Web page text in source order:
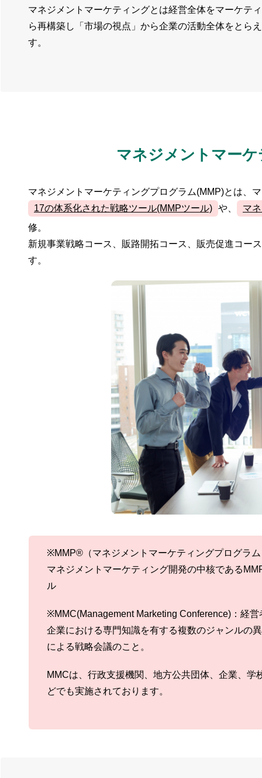
マネジメントマーケティングとは経営全体をマーケテ
ら再構築し「市場の視点」から企業の活動全体をとら
す。
マネジメント マー
マネジメントマーケティングプログラム(MMP)とは、
17の体系化された戦略ツール(MMPツール) や、
マ
修。
新規事業戦略コース、販路開拓コース、販売促進コー
す。
※MMP®（マネジメントマーケティングプログラ
マネジメント マーケティング開発の中核である
ル
※MMC(Management Marketing Conference)：経営
企業における専門知識を有する複数のジャンルの
による戦略会議のこと。
MMCは、行政支援機関、地方公共団体、企業、学
どでも実施されております。